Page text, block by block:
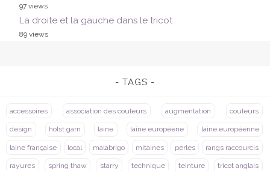
97 views
La droite et la gauche dans le tricot
89 views
TAGS
accessoires association des couleurs augmentation couleurs
design holst garn laine laine européene laine européenne
laine française local malabrigo mitaines perles rangs raccourcis
rayures spring thaw starry technique teinture tricot anglais